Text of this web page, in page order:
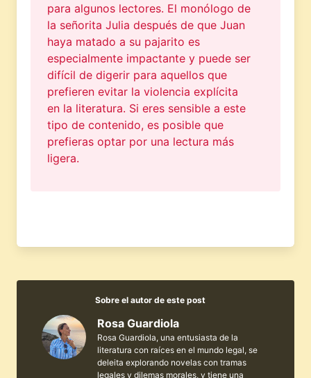
para algunos lectores. El monólogo de
la señorita Julia después de que Juan
haya matado a su pajarito es
especialmente impactante y puede ser
difícil de digerir para aquellos que
prefieren evitar la violencia explícita
en la literatura. Si eres sensible a este
tipo de contenido, es posible que
prefieras optar por una lectura más
ligera.
Sobre el autor de este post
Rosa Guardiola
Rosa Guardiola, una entusiasta de la
literatura con raíces en el mundo legal, se
deleita explorando novelas con tramas
legales y dilemas morales, y tiene una